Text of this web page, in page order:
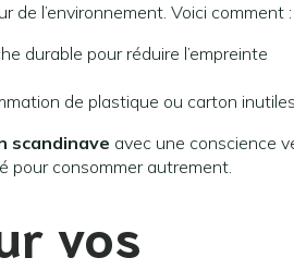
de l’environnement. Voici comment :
durable pour réduire l’empreinte
de plastique ou carton
scandinave avec une conscience
pour consommer autrement.
vos